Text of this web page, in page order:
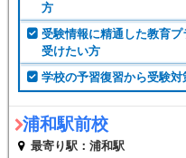
方
受験情報に精通した教育
受けたい方
学校の予習復習から受験
浦和駅前校
最寄り駅：浦和駅